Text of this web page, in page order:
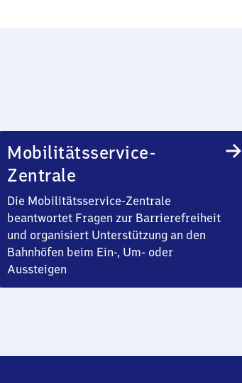
Mobilitätsservice-
Zentrale
Die Mobilitätsservice-Zentrale
beantwortet Fragen zur Barrierefreiheit
und organisiert Unterstützung an den
Bahnhöfen beim Ein-, Um- oder
Aussteigen